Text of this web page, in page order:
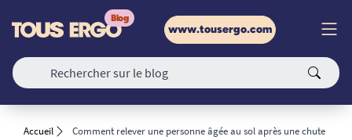
www.tousergo.com
Accueil Comment relever une personne âgée au sol après une chute